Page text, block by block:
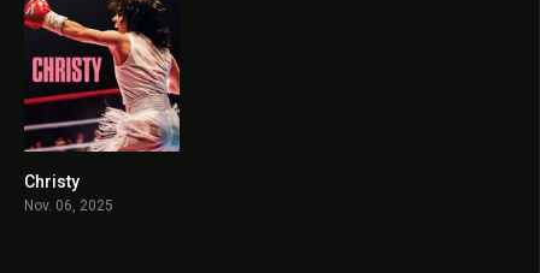
Christy
Nov. 06, 2025